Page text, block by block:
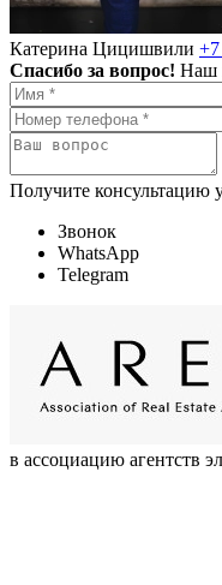
Катерина Цицишвили
Спасибо за вопрос! Наш
Получите консультацию
Звонок
WhatsApp
Telegram
в ассоциацию агентств